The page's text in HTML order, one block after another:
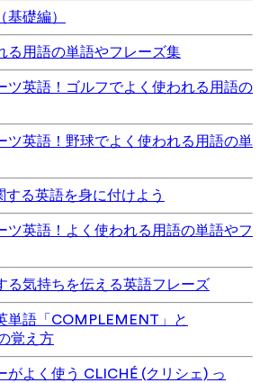
礎編）
る用語の単語やフレーズ集
ツ英語！ゴルフでよく使われる用語の
ツ英語！野球でよく使われる用語の単
る英語を身に付けよう
ツ英語！よく使われる用語の単語やフ
る気持ちを伝える英語フレーズ
単語「COMPLEMENT」と
覚え方
がよく使う CLICHÉ (クリシェ) っ